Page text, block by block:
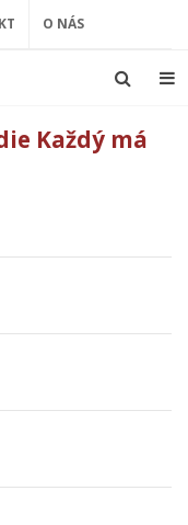
O NÁS
Každý má